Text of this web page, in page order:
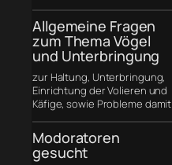
Allgemeine Fragen
zum Thema Vögel
und Unterbringung
zur Haltung, Unterbringung,
Einrichtung der Volieren und
Käfige, sowie Probleme damit
Modoratoren
gesucht